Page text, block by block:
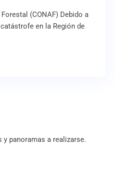
(CONAF) Debido a
en la Región de
panoramas a realizarse.